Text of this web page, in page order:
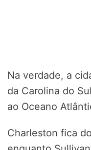
Na verdade, a
da Carolina do
ao Oceano
Charleston fica